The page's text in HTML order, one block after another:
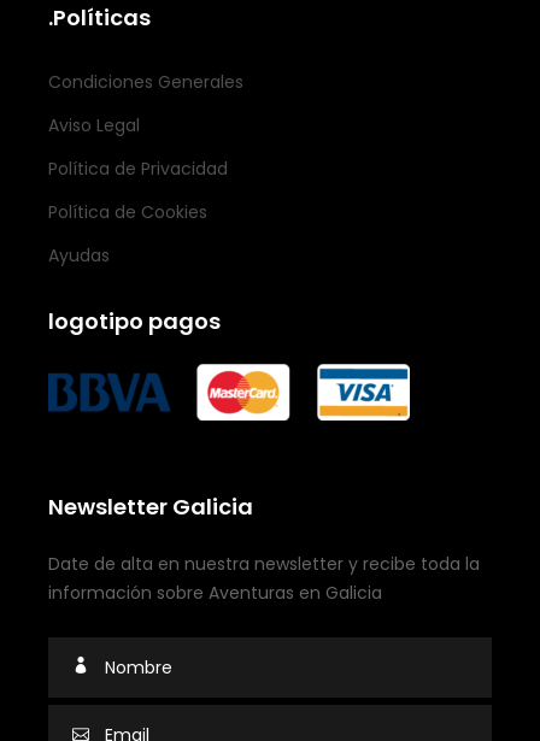
.Políticas
Condiciones Generales
Aviso Legal
Política de Privacidad
Política de Cookies
Ayudas
logotipo pagos
Newsletter Galicia
Date de alta en nuestra newsletter y recibe toda la
información sobre Aventuras en Galicia